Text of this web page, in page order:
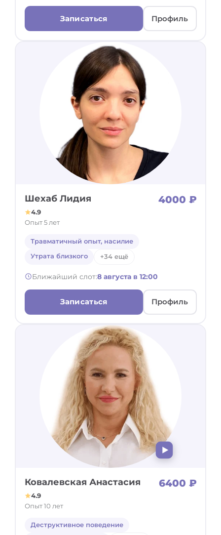
Записаться Профиль
Шехаб Лидия 4000 ₽
4.9
Опыт 5 лет
Травматичный опыт, насилие
Утрата близкого
+34 ещё
Ближайший слот:8 августа в 12:00
Записаться Профиль
Ковалевская Анастасия 6400 ₽
4.9
Опыт 10 лет
Деструктивное поведение